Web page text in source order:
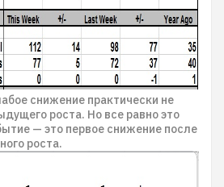
снижение практически не
роста. Но все равно это
— это первое снижение после
роста.